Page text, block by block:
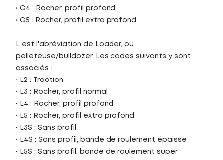
• G4 : Rocher, profil profond
• G5 : Rocher, profil extra profond
L est l'abréviation de Loader, ou
pelleteuse/bulldozer. Les codes suivants y sont
associés :
• L2 : Traction
• L3 : Rocher, profil normal
• L4 : Rocher, profil profond
• L5 : Rocher, profil extra profond
• L3S : Sans profil
• L4S : Sans profil, bande de roulement épaisse
• L5S : Sans profil, bande de roulement super